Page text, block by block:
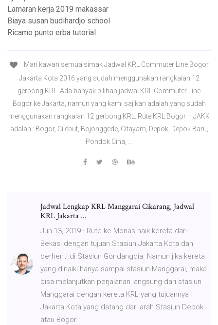
Lamaran kerja 2019 makassar
Biaya susan budihardjo school
Ricamo punto erba tutorial
Mari kawan semua simak Jadwal KRL Commuter Line Bogor
Jakarta Kota 2016 yang sudah menggunakan rangkaian 12
gerbong KRL. Ada banyak pilihan jadwal KRL Commuter Line
Bogor ke Jakarta, namun yang kami sajikan adalah yang sudah
menggunakan rangkaian 12 gerbong KRL. Rute KRL Bogor – JAKK
adalah : Bogor, Cilebut, Bojonggede, Citayam, Depok, Depok Baru,
Pondok Cina, …
Jadwal Lengkap KRL Manggarai Cikarang, Jadwal
KRL Jakarta ...
Jun 13, 2019 · Rute ke Monas naik kereta dari
Bekasi dengan tujuan Stasiun Jakarta Kota dan
berhenti di Stasiun Gondangdia. Namun jika kereta
yang dinaiki hanya sampai stasiun Manggarai, maka
bisa melanjutkan perjalanan langsung dari stasiun
Manggarai dengan kereta KRL yang tujuannya
Jakarta Kota yang datang dari arah Stasiun Depok
atau Bogor.